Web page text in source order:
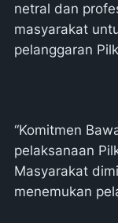
netral dan
masyarakat
pelanggaran
“Komitmen
pelaksanaan
Masyarakat
menemukan